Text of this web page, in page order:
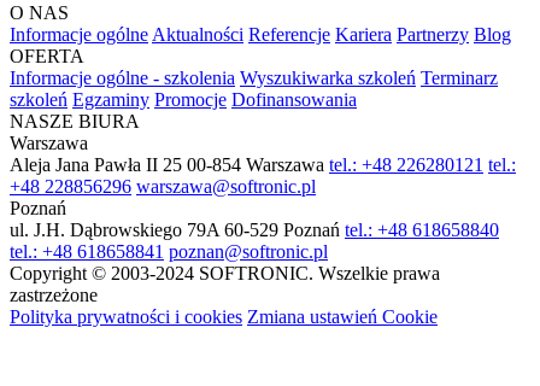
O NAS
Informacje ogólne Aktualności Referencje Kariera Partnerzy Blog
OFERTA
Informacje ogólne - szkolenia Wyszukiwarka szkoleń Terminarz
szkoleń Egzaminy Promocje Dofinansowania
NASZE BIURA
Warszawa
Aleja Jana Pawła II 25 00-854 Warszawa tel.: +48 226280121 tel.:
+48 228856296 warszawa@softronic.pl
Poznań
ul. J.H. Dąbrowskiego 79A 60-529 Poznań tel.: +48 618658840
tel.: +48 618658841 poznan@softronic.pl
Copyright © 2003-2024 SOFTRONIC. Wszelkie prawa
zastrzeżone
Polityka prywatności i cookies Zmiana ustawień Cookie